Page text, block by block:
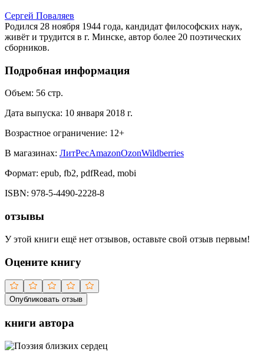
Сергей Поваляев
Родился 28 ноября 1944 года, кандидат философских наук,
живёт и трудится в г. Минске, автор более 20 поэтических
сборников.
Подробная информация
Объем: 56 стр.
Дата выпуска: 10 января 2018 г.
Возрастное ограничение: 12+
В магазинах: ЛитРесAmazonOzonWildberries
Формат: epub, fb2, pdfRead, mobi
ISBN: 978-5-4490-2228-8
отзывы
У этой книги ещё нет отзывов, оставьте свой отзыв первым!
Оцените книгу
Опубликовать отзыв
книги автора